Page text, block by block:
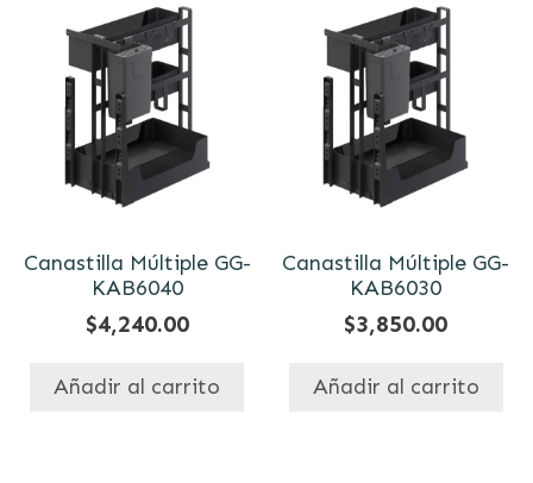
Canastilla Múltiple GG-
KAB6040
$4,240.00
Añadir al carrito
Canastilla Múltiple GG-
KAB6030
$3,850.00
Añadir al carrito